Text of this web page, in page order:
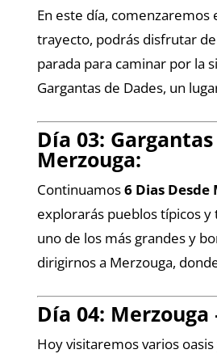
En este día, comenzaremos
trayecto, podrás disfrutar
parada para caminar por la
Gargantas de Dades, un
Día 03:
Merzouga:
Continuamos6 Dias
explorarás pueblos típicos
uno de los más grandes y
dirigirnos a Merzouga,
Día 04:
Hoy visitaremos varios